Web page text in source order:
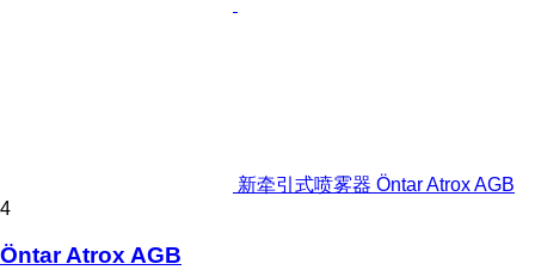
新牵引式喷雾器 Öntar Atrox AGB
4
Öntar Atrox AGB